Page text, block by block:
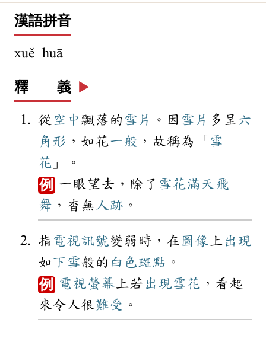
漢語拼音
xuě huā
釋 義 ▶️
從 空中飄落的 雪片 。因 雪片 多呈 六
角形 ，如花一般 ，故稱為「 雪
花 」。
例 一眼望去，除了 雪花滿天 飛
舞 ，杳無 人跡 。
指 電視訊號變弱時，在 圖像 上 出現
如下雪般的 白色斑點 。
例 電視螢幕 上若 出現雪花 ，看起
來令人很難受 。